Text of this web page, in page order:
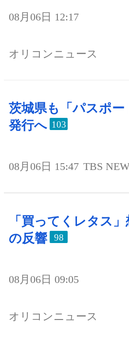
08月06日 12:17
オリコンニュース
茨城県も「パスポー
発行へ 103
08月06日 15:47 TBS
「買ってくレタス
の反響
98
08月06日 09:05
オリコンニュース